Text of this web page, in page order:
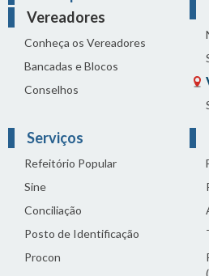
Vereadores
Conheça os Vereadores
Bancadas e Blocos
Conselhos
Serviços
Refeitório Popular
Sine
Conciliação
Posto de Identificação
Procon